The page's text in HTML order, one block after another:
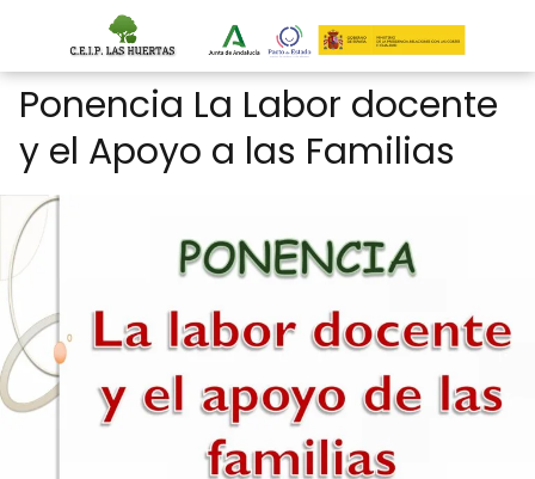
Ponencia La Labor docente
y el Apoyo a las Familias